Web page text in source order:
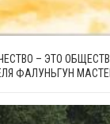
– ЭТО
ФАЛУНЬГУН